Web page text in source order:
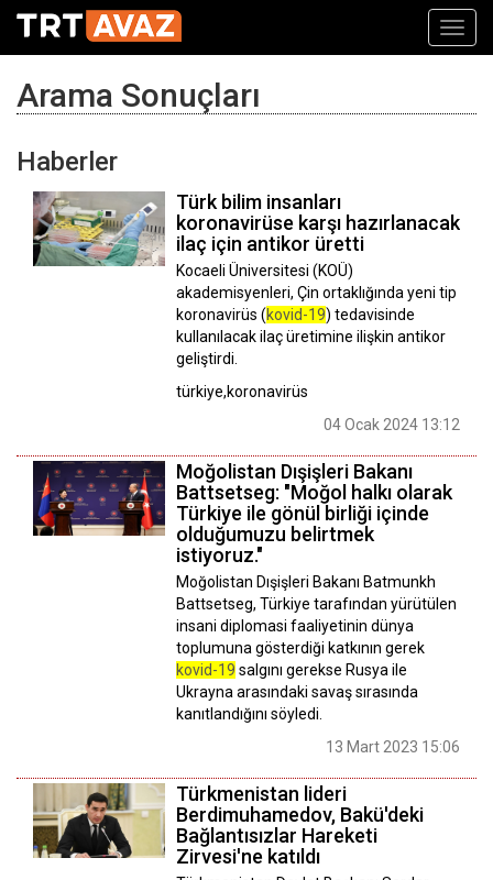
Arama Sonuçları
Haberler
Türk bilim insanları
koronavirüse karşı hazırlanacak
ilaç için antikor üretti
Kocaeli Üniversitesi (KOÜ)
akademisyenleri, Çin ortaklığında yeni tip
koronavirüs (kovid-19) tedavisinde
kullanılacak ilaç üretimine ilişkin antikor
geliştirdi.
türkiye,koronavirüs
04 Ocak 2024 13:12
Moğolistan Dışişleri Bakanı
Battsetseg: "Moğol halkı olarak
Türkiye ile gönül birliği içinde
olduğumuzu belirtmek
istiyoruz."
Moğolistan Dışişleri Bakanı Batmunkh
Battsetseg, Türkiye tarafından yürütülen
insani diplomasi faaliyetinin dünya
toplumuna gösterdiği katkının gerek
kovid-19 salgını gerekse Rusya ile
Ukrayna arasındaki savaş sırasında
kanıtlandığını söyledi.
13 Mart 2023 15:06
Türkmenistan lideri
Berdimuhamedov, Bakü'deki
Bağlantısızlar Hareketi
Zirvesi'ne katıldı